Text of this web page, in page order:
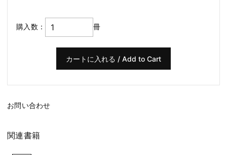
購入数： 冊
お問い合わせ
関連書籍